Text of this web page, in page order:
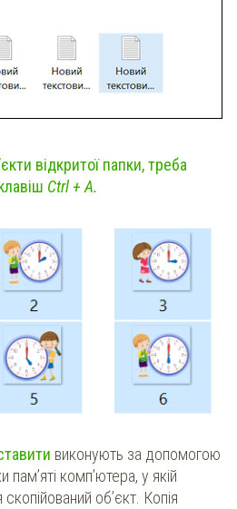
відкритої папки, треба
Ctrl + А.
виконують за допомогою
пам’яті комп’ютера, у якій
об’єкт. Копія